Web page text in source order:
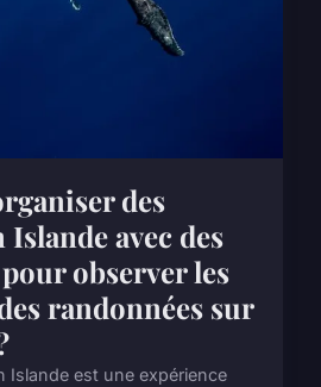
des
Islande avec des
observer les
randonnées sur
Islande est une expérience